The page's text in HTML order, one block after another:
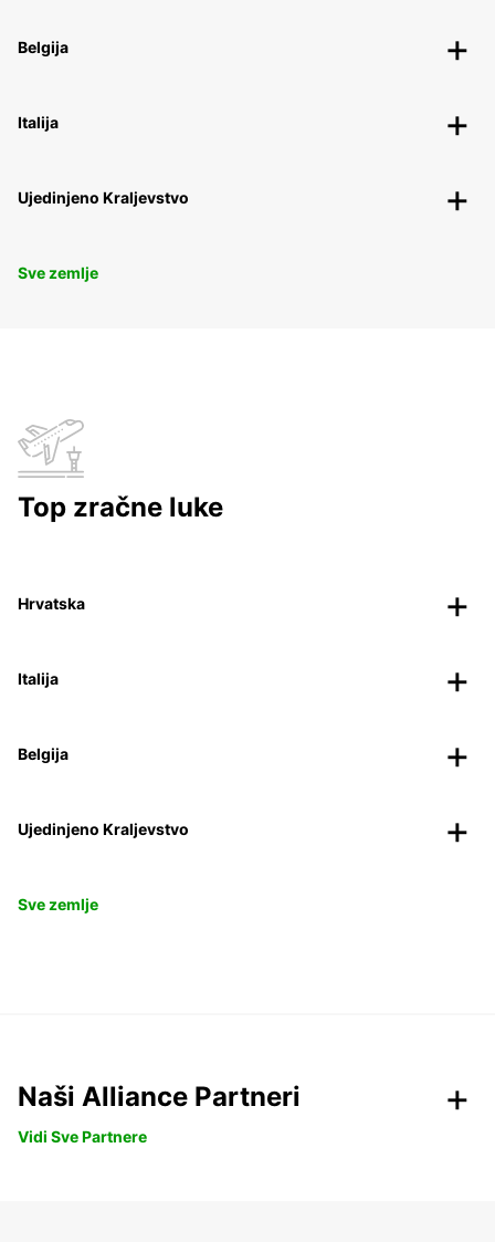
Belgija
Italija
Ujedinjeno Kraljevstvo
Sve zemlje
Top zračne luke
Hrvatska
Italija
Belgija
Ujedinjeno Kraljevstvo
Sve zemlje
Naši Alliance Partneri
Vidi Sve Partnere